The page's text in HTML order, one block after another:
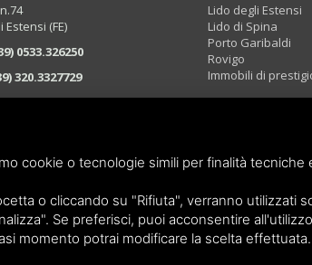
Estensi (FE)
0533.326250
320.3327729
Lido degli Estensi
Lido di Spina
Porto Garibaldi
Rovigo
Immobili di
cookie o tecnologie simili per finalità
o cliccando su "Rifiuta", verranno utilizzati
Se preferisci, puoi acconsentire
momento potrai modificare la scelta effettuata.